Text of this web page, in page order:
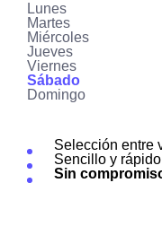
Lunes
Martes
Miércoles
Jueves
Viernes
Sábado
Domingo
Selección entre
Sencillo y
Sin